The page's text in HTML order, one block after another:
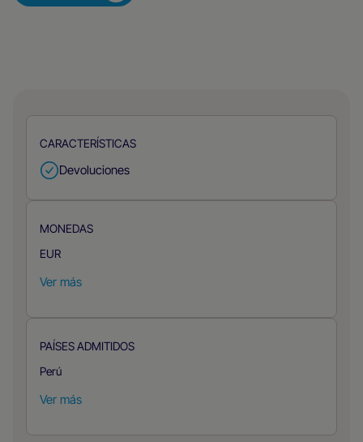
CARACTERÍSTICAS
Devoluciones
MONEDAS
EUR
Ver más
PAÍSES ADMITIDOS
Perú
Ver más